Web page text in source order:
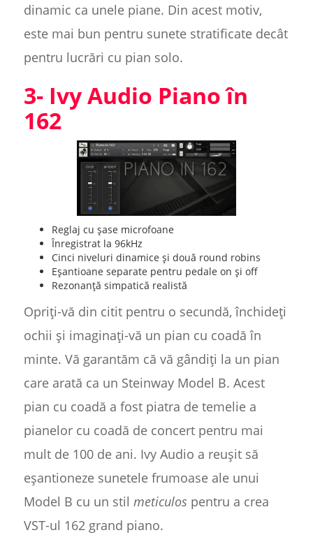
dinamic ca unele piane. Din acest motiv,
este mai bun pentru sunete stratificate decât
pentru lucrări cu pian solo.
3- Ivy Audio Piano în
162
Reglaj cu șase microfoane
Înregistrat la 96kHz
Cinci niveluri dinamice și două round robins
Eșantioane separate pentru pedale on și off
Rezonanță simpatică realistă
Opriți-vă din citit pentru o secundă, închideți
ochii și imaginați-vă un pian cu coadă în
minte. Vă garantăm că vă gândiți la un pian
care arată ca un Steinway Model B. Acest
pian cu coadă a fost piatra de temelie a
pianelor cu coadă de concert pentru mai
mult de 100 de ani. Ivy Audio a reușit să
eșantioneze sunetele frumoase ale unui
Model B cu un stil meticulos pentru a crea
VST-ul 162 grand piano.